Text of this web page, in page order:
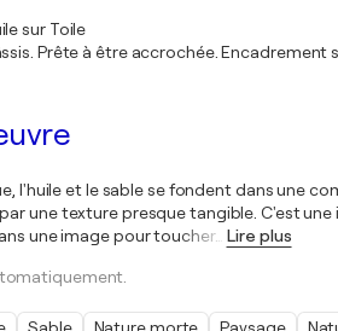
sur Toile
Prête à être accrochée. Encadrement
l'huile et le sable se fondent dans une
une texture presque tangible. C'est
une image pour toucher… Lire plus